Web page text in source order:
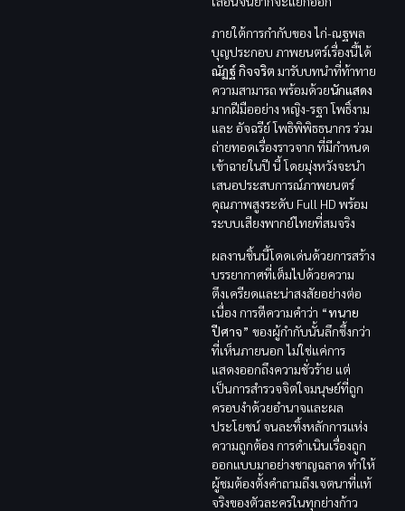
ภายใต้การกำกับของ ไก่-ณฐพล
บุญประกอบ ภาพยนตร์เรื่องนี้ได้
ณัฏฐ์ กิจจริต มารับบทนำที่ท้าทาย
ความสามารถ พร้อมด้วยนักแสดง
มากฝีมืออย่าง หญิง-รฐา โพธิ์งาม
และ อัจฉรีย์ โพธิพิพิธธนากร ร่วม
ถ่ายทอดเรื่องราวจาก ที่มีกำหนด
เข้าฉายในปี นี้ โดยมุ่งหวังจะนำ
เสนอประสบการณ์ภาพยนตร์
คุณภาพสูงระดับ Full HD พร้อม
ระบบเสียงพากย์ไทยที่สมจริง
ผลงานชิ้นนี้โดดเด่นด้วยการสร้าง
บรรยากาศที่เต็มไปด้วยความ
ตึงเครียดและน่าสงสัยอย่างต่อ
เนื่อง การตีความคำว่า “ทนาย
ปีศาจ” ของผู้กำกับนั้นลึกซึ้งกว่า
ที่เห็นภายนอก ไม่ใช่แค่การ
แสดงออกถึงความชั่วร้าย แต่
เป็นการสำรวจจิตใจมนุษย์ที่ถูก
ครอบงำด้วยอำนาจและผล
ประโยชน์ จนละทิ้งหลักการแห่ง
ความถูกต้อง การดำเนินเรื่องถูก
ออกแบบมาอย่างชาญฉลาด ทำให้
ผู้ชมต้องตั้งคำถามถึงเจตนาที่แท้
จริงของตัวละครในทุกย่างก้าว